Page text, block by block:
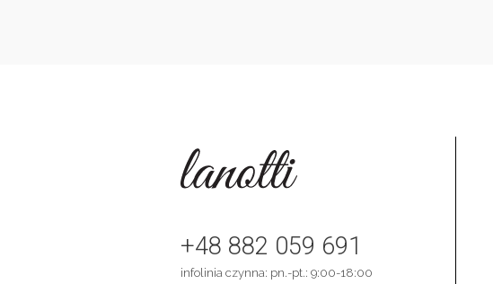
+48 882 059 691
infolinia czynna: pn.-pt.: 9:00-18:00